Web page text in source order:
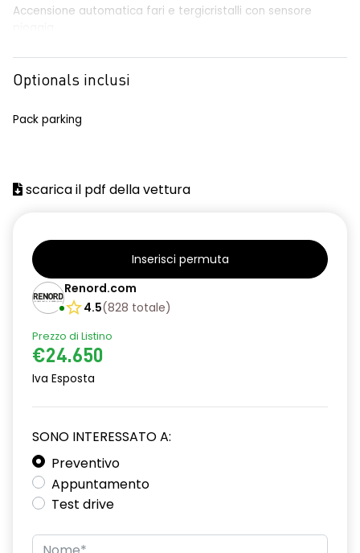
Accensione automatica fari e tergicristalli con sensore
Airbag per il conducente e passeggero
Alzacristalli elettrici impulsionali anteriori e posteriori
Alzacristallo elettrico impulsionale anteriore lato conducente
Assistenza al mantenimento della corsia
Avviso cinture di sicurezza allacciate
Avviso di cambio dei segnali stradali con avviso di
cambiamento velocità di corsia LDWS
Barre tetto longitudinali nere
Calotte retrovisori in grigio megalite
Cappelliera fissa
Caricatore smartphone a induzione
Cerchi da 18''
Chiusura centralizzata delle portiere a distanza
Climatizzatore automatico
Commutatore airbag passeggero
Optionals inclusi
Pack parking
scarica il pdf della vettura
Inserisci permuta
Renord.com
4.5(828 totale)
Prezzo di Listino
€24.650
Iva Esposta
SONO INTERESSATO A:
Preventivo
Appuntamento
Test drive